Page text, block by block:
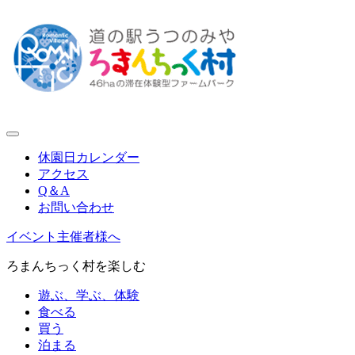
休園日カレンダー
アクセス
Q＆A
お問い合わせ
イベント主催者様へ
ろまんちっく村を楽しむ
遊ぶ、学ぶ、体験
食べる
買う
泊まる